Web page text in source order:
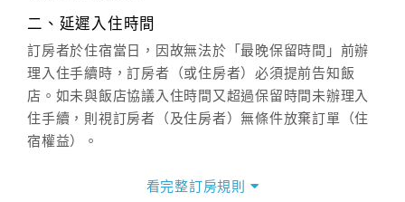
(07)9682715 。
二、延遲入住時間
訂房者於住宿當日，因故無法於「最晚保留時間」前辦
理入住手續時，訂房者（或住房者）必須提前告知飯
店。如未與飯店協議入住時間又超過保留時間未辦理入
住手續，則視訂房者（及住房者）無條件放棄訂單（住
宿權益）。
看完整訂房規則